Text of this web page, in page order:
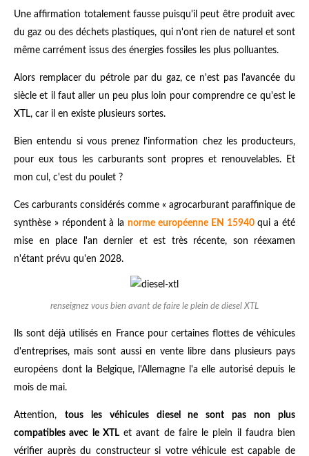
Une affirmation totalement fausse puisqu'il peut être produit avec
du gaz ou des déchets plastiques, qui n'ont rien de naturel et sont
même carrément issus des énergies fossiles les plus polluantes.
Alors remplacer du pétrole par du gaz, ce n'est pas l'avancée du
siècle et il faut aller un peu plus loin pour comprendre ce qu'est le
XTL, car il en existe plusieurs sortes.
Bien entendu si vous prenez l'information chez les producteurs,
pour eux tous les carburants sont propres et renouvelables. Et
mon cul, c'est du poulet ?
Ces carburants considérés comme « agrocarburant paraffinique de
synthèse » répondent à lanorme européenne EN 15940qui a été
mise en place l'an dernier et est très récente, son réexamen
n'étant prévu qu'en 2028.
renseignez vous bien avant de faire le plein de diesel XTL
Ils sont déjà utilisés en France pour certaines flottes de véhicules
d'entreprises, mais sont aussi en vente libre dans plusieurs pays
européens dont la Belgique, l'Allemagne l'a elle autorisé depuis le
mois de mai.
Attention, tous les véhicules diesel ne sont pas non plus
compatibles avec le XTLet avant de faire le plein il faudra bien
vérifier auprès du constructeur si votre véhicule est capable de